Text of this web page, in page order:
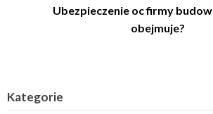
Ubezpieczenie oc firmy
obejmuje?
Kategorie